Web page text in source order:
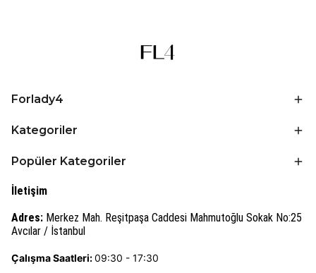
Forlady4
Kategoriler
Popüler Kategoriler
İletişim
Adres: Merkez Mah. Reşitpaşa Caddesi Mahmutoğlu Sokak No:25
Avcılar / İstanbul
Çalışma Saatleri:09:30 - 17:30